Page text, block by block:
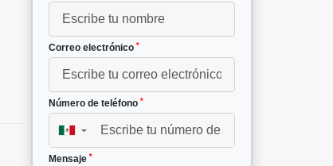
Correo electrónico *
Número de teléfono *
▼
Mensaje *